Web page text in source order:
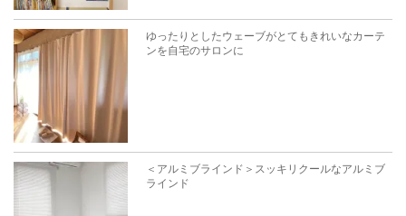
ゆったりとしたウェーブがとてもきれいなカーテ
ンを自宅のサロンに
＜アルミブラインド＞スッキリクールなアルミブ
ラインド